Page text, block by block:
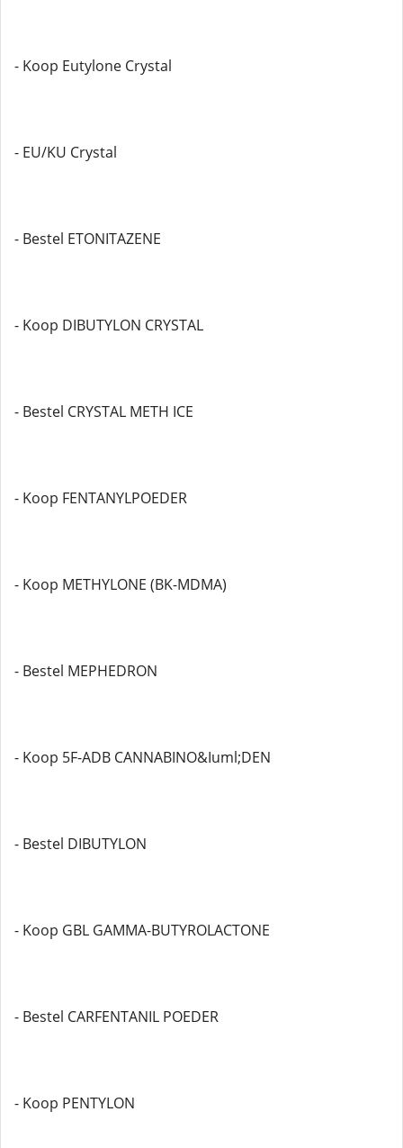
- Koop Eutylone Crystal
- EU/KU Crystal
- Bestel ETONITAZENE
- Koop DIBUTYLON CRYSTAL
- Bestel CRYSTAL METH ICE
- Koop FENTANYLPOEDER
- Koop METHYLONE (BK-MDMA)
- Bestel MEPHEDRON
- Koop 5F-ADB CANNABINO&Iuml;DEN
- Bestel DIBUTYLON
- Koop GBL GAMMA-BUTYROLACTONE
- Bestel CARFENTANIL POEDER
- Koop PENTYLON